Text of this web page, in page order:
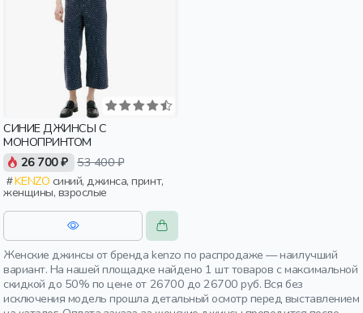
СИНИЕ ДЖИНСЫ С
МОНОПРИНТОМ
26 700 ₽ 53 400 ₽
KENZO
женщины, взрослые
Женские джинсы от бренда kenzo по распродаже — наилучший
вариант. На нашей площадке найдено 1 шт товаров с максимальной
скидкой до 50% по цене от 26700 до 26700 руб. Вся без
исключения модель прошла детальный осмотр перед выставлением